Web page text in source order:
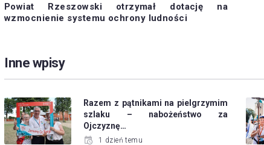
Powiat Rzeszowski otrzymał dotację na
wzmocnienie systemu ochrony ludności
Inne wpisy
Razem z pątnikami na pielgrzymim
szlaku – nabożeństwo za
Ojczyznę…
1 dzień temu